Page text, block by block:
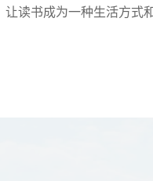
让读书成为一种生活方式